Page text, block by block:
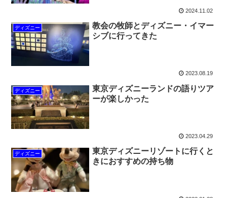
2024.11.02
ディズニー
教会の牧師とディズニー・イマー
シブに行ってきた
2023.08.19
ディズニー
東京ディズニーランドの語りツア
ーが楽しかった
2023.04.29
ディズニー
東京ディズニーリゾートに行くと
きにおすすめの持ち物